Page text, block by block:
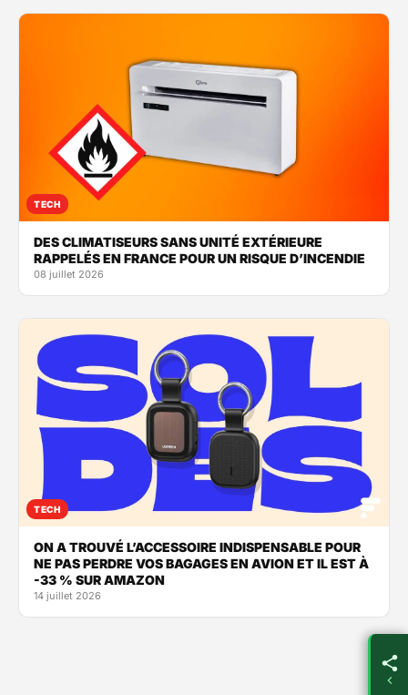
TECH
DES CLIMATISEURS SANS UNITÉ EXTÉRIEURE
RAPPELÉS EN FRANCE POUR UN RISQUE D’INCENDIE
08 juillet 2026
TECH
ON A TROUVÉ L’ACCESSOIRE INDISPENSABLE POUR
NE PAS PERDRE VOS BAGAGES EN AVION ET IL EST À
-33 % SUR AMAZON
14 juillet 2026